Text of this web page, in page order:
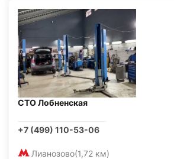
СТО Лобненская
+7 (499) 110-53-06
Лианозово(1,72 км)